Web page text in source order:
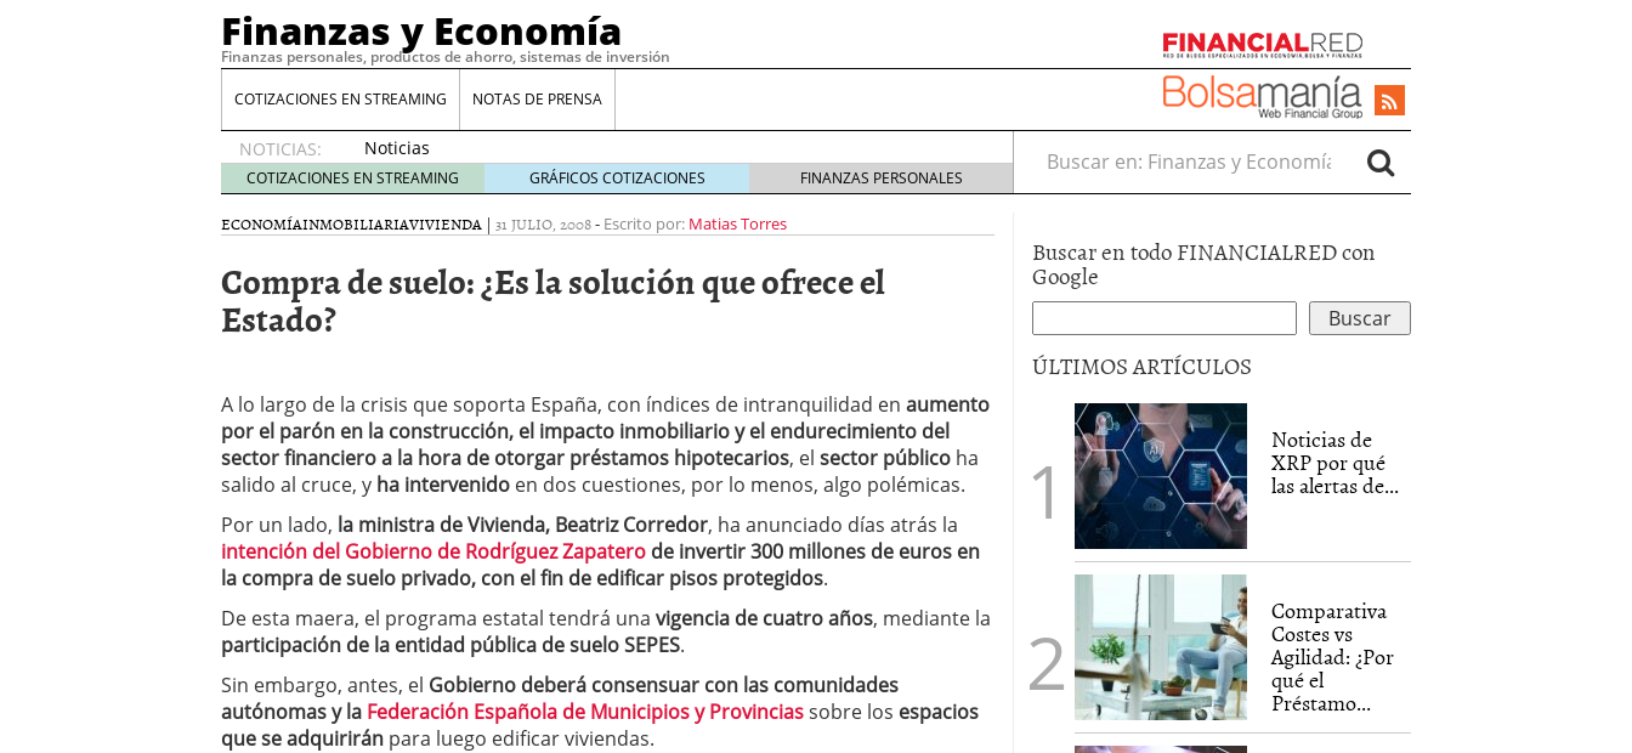
Finanzas y Economía
Finanzas personales, productos de ahorro, sistemas de inversión
COTIZACIONES EN STREAMING NOTAS DE PRENSA
NOTICIAS:
Noticias
de XRP
por qué
las
whales
de 2026
Comparativa Costes vs Agilidad: ¿Por qué el Préstamo Promotor privado
acelera la rentabilidad? 12 de diciembre de 2025
Meses sin intereses: Cómo aprovechar esta opción para gestionar tus
compras
24 de noviembre de 2025
Planificar tu herencia también es una decisión financiera: cómo anticiparte
a los costes 21 de noviembre de 2025
¿Cuánto cuesta un software punto de venta? 3 de octubre de 2025
COTIZACIONES EN STREAMING GRÁFICOS COTIZACIONES FINANZAS PERSONALES
Buscar en:
ECONOMÍAINMOBILIARIAVIVIENDA | 31 JULIO, 2008- Escrito por: Matias Torres
Compra de suelo: ¿Es la solución que ofrece el
Estado?
A lo largo de la crisis que soporta España, con índices de intranquilidad en aumento
por el parón en la construcción, el impacto inmobiliario y el endurecimiento del
sector financiero a la hora de otorgar préstamos hipotecarios, el sector público ha
salido al cruce, y ha intervenido en dos cuestiones, por lo menos, algo polémicas.
Por un lado, la ministra de Vivienda, Beatriz Corredor, ha anunciado días atrás la
intención del Gobierno de Rodríguez Zapatero de invertir 300 millones de euros en
la compra de suelo privado, con el fin de edificar pisos protegidos.
De esta maera, el programa estatal tendrá una vigencia de cuatro años, mediante la
participación de la entidad pública de suelo SEPES.
Sin embargo, antes, el Gobierno deberá consensuar con las comunidades
autónomas y la Federación Española de Municipios y Provinciassobre los espacios
que se adquirirán para luego edificar viviendas.
Buscar en todo FINANCIALRED con
Google
ÚLTIMOS ARTÍCULOS
Noticias de
XRP por qué
las alertas de...
Comparativa
Costes vs
Agilidad: ¿Por
qué el
Préstamo...